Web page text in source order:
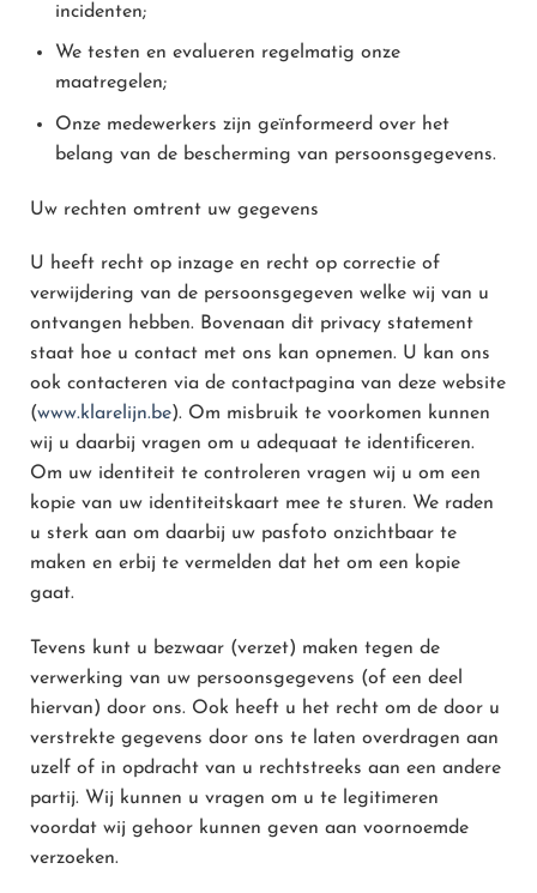
incidenten;
We testen en evalueren regelmatig onze
maatregelen;
Onze medewerkers zijn geïnformeerd over het
belang van de bescherming van persoonsgegevens.
Uw rechten omtrent uw gegevens
U heeft recht op inzage en recht op correctie of
verwijdering van de persoonsgegeven welke wij van u
ontvangen hebben. Bovenaan dit privacy statement
staat hoe u contact met ons kan opnemen. U kan ons
ook contacteren via de contactpagina van deze website
(www.klarelijn.be). Om misbruik te voorkomen kunnen
wij u daarbij vragen om u adequaat te identificeren.
Om uw identiteit te controleren vragen wij u om een
kopie van uw identiteitskaart mee te sturen. We raden
u sterk aan om daarbij uw pasfoto onzichtbaar te
maken en erbij te vermelden dat het om een kopie
gaat.
Tevens kunt u bezwaar (verzet) maken tegen de
verwerking van uw persoonsgegevens (of een deel
hiervan) door ons. Ook heeft u het recht om de door u
verstrekte gegevens door ons te laten overdragen aan
uzelf of in opdracht van u rechtstreeks aan een andere
partij. Wij kunnen u vragen om u te legitimeren
voordat wij gehoor kunnen geven aan voornoemde
verzoeken.